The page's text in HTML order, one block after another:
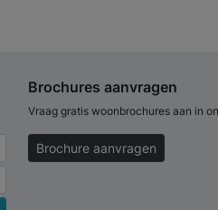
Brochures aanvragen
Vraag gratis woonbrochures aan in
Brochure aanvragen